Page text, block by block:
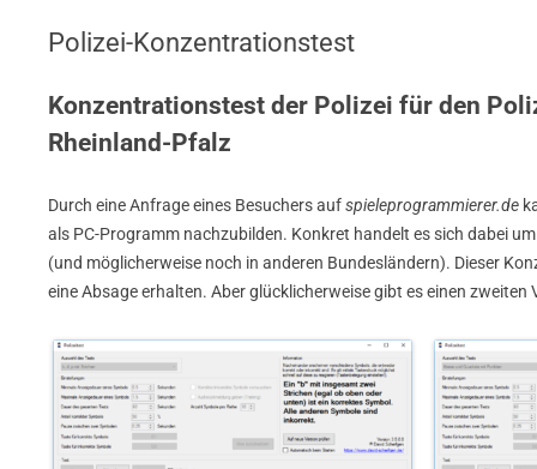
BLOCKS 2001
ROLLMORAD — GUHASE 2010
Polizei-Konzentrationstest
Konzentrationstest der Polizei für den
Rheinland-Pfalz
Durch eine Anfrage eines Besuchers aufspieleprogrammierer.de
als PC-Programm nachzubilden. Konkret handelt es sich dabei
(und möglicherweise noch in anderen Bundesländern). Dieser
eine Absage erhalten. Aber glücklicherweise gibt es einen